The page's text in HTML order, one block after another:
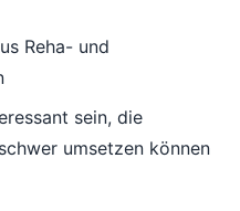
Reha- und
sein, die
umsetzen können